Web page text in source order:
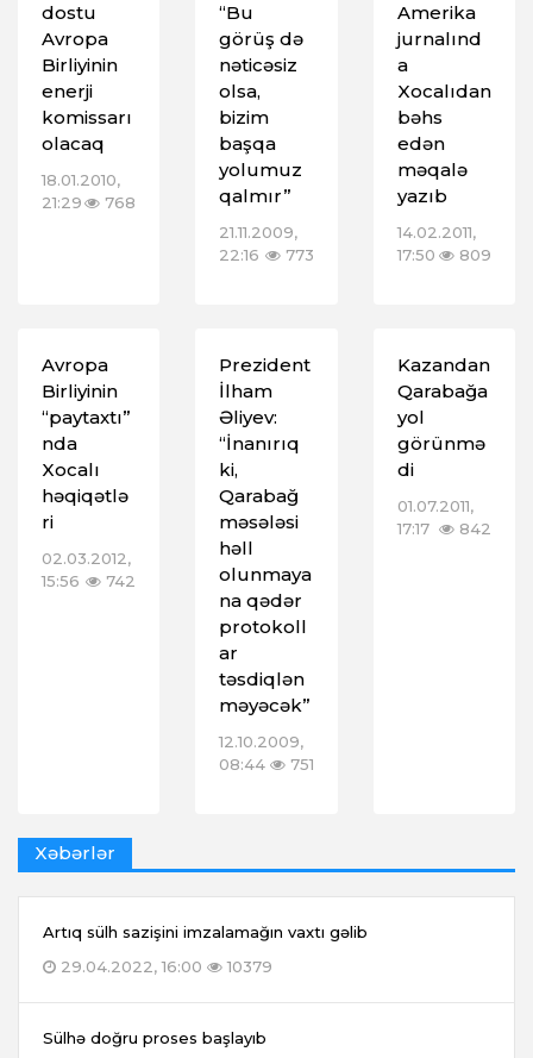
dostu
Avropa
Birliyinin
enerji
komissarı
olacaq
18.01.2010,
21:29
768
“Bu
görüş də
nəticəsiz
olsa,
bizim
başqa
yolumuz
qalmır”
21.11.2009,
22:16
773
Amerika
jurnalınd
a
Xocalıdan
bəhs
edən
məqalə
yazıb
14.02.2011,
17:50
809
Avropa
Birliyinin
“paytaxtı”
nda
Xocalı
həqiqətlə
ri
02.03.2012,
15:56
742
Prezident
İlham
Əliyev:
“İnanırıq
ki,
Qarabağ
məsələsi
həll
olunmaya
na qədər
protokoll
ar
təsdiqlən
məyəcək”
12.10.2009,
08:44
751
Kazandan
Qarabağa
yol
görünmə
di
01.07.2011,
17:17
842
Xəbərlər
Artıq sülh sazişini imzalamağın vaxtı gəlib
29.04.2022, 16:00
10379
Sülhə doğru proses başlayıb